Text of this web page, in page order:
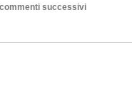
successivi